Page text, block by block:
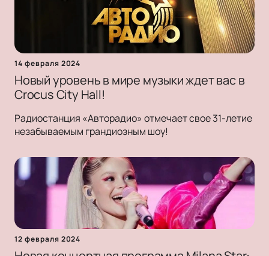
14 февраля 2024
Новый уровень в мире музыки ждет вас в
Crocus City Hall!
Радиостанция «Авторадио» отмечает свое 31-летие
незабываемым грандиозным шоу!
12 февраля 2024